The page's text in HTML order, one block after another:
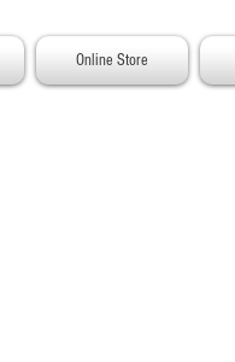
Online Store